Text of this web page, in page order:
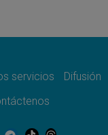
por la Paz"
quieren
servicios
Difusión